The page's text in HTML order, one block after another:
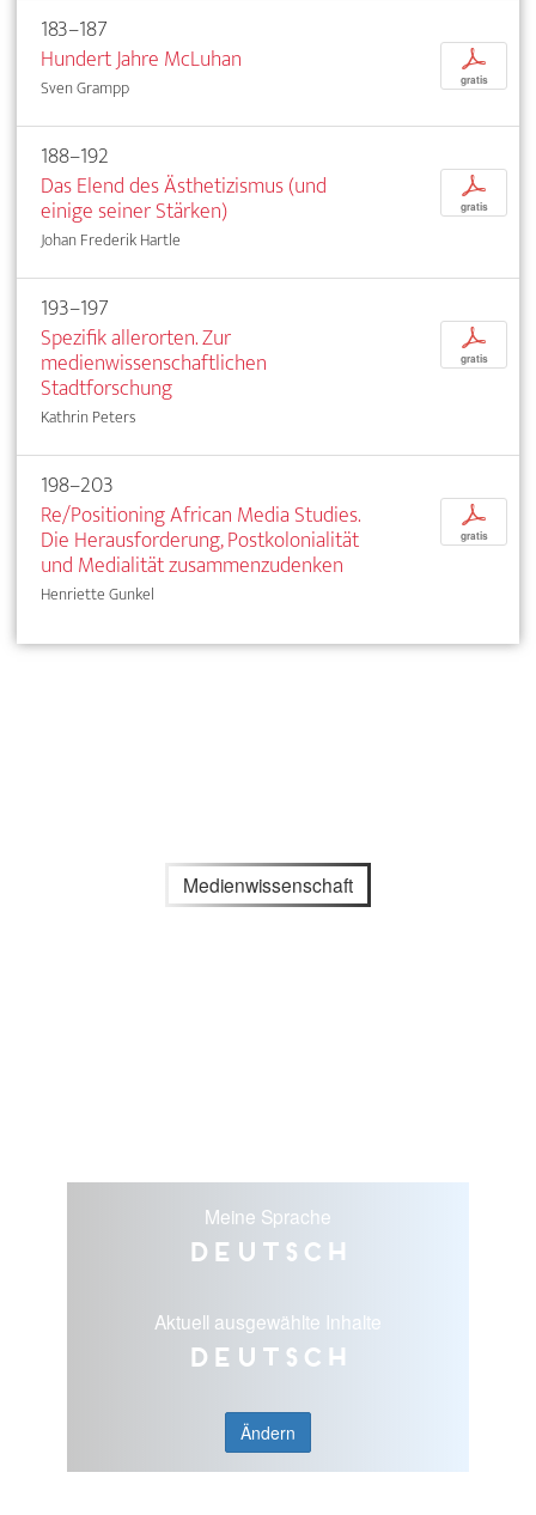
183–187
Hundert Jahre McLuhan
Sven Grampp
p
gratis
188–192
Das Elend des Ästhetizismus (und
einige seiner Stärken)
Johan Frederik Hartle
p
gratis
193–197
Spezifik allerorten. Zur
medienwissenschaftlichen
Stadtforschung
Kathrin Peters
p
gratis
198–203
Re/Positioning African Media Studies.
Die Herausforderung, Postkolonialität
und Medialität zusammenzudenken
Henriette Gunkel
p
gratis
Medienwissenschaft
Meine Sprache
Deutsch
Aktuell ausgewählte Inhalte
Deutsch
Ändern